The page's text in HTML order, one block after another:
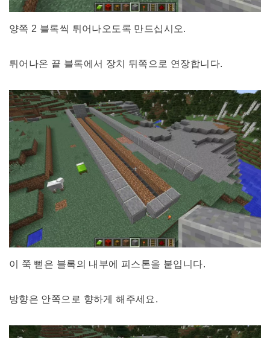
양쪽 2 블록씩 튀어나오도록 만드십시오.
튀어나온 끝 블록에서 장치 뒤쪽으로 연장합니다.
이 쭉 뻗은 블록의 내부에 피스톤을 붙입니다.
방향은 안쪽으로 향하게 해주세요.